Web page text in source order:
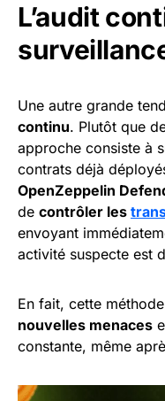
L’audit
Une autre grande
continu. Plutôt que
approche consiste à
contrats déjà
OpenZeppelin
de contrôler les
envoyant
activité suspecte est
En fait, cette
nouvelles menaces
constante, même